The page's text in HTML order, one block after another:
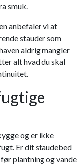
smuk.
anbefaler vi at
stauder som
aldrig mangler
alt hvad du skal
og er ikke
Er dit staudebed
plantning og vande